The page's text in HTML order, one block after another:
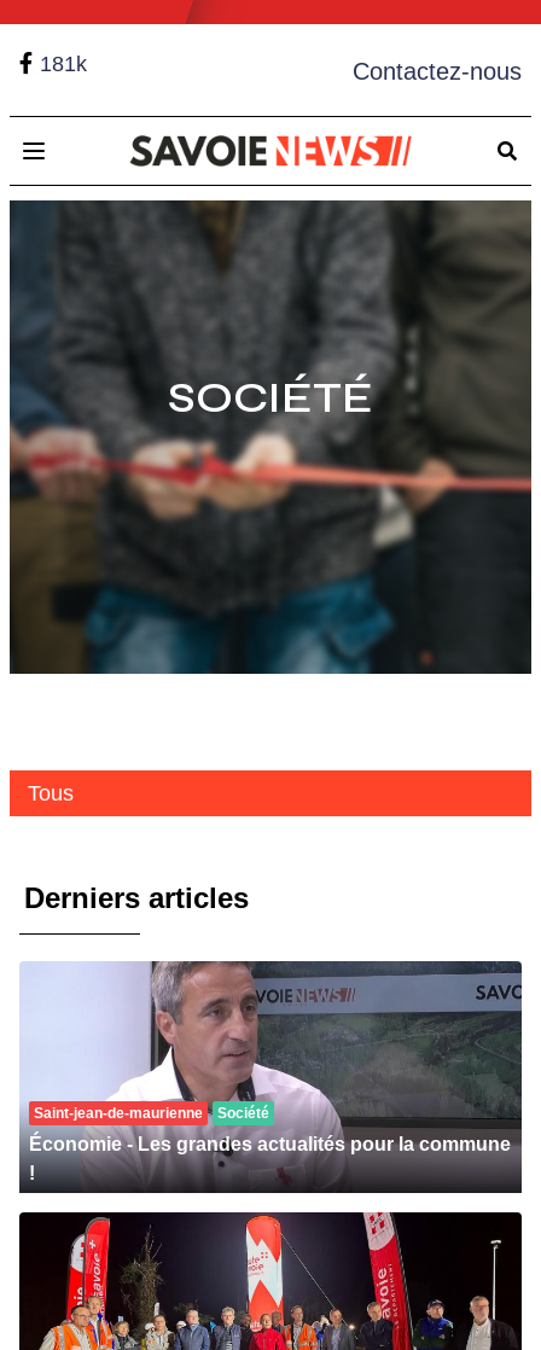
181k Contactez-nous
Open main menu
SOCIÉTÉ
Tous
Derniers articles
Saint-jean-de-maurienne Société
Économie - Les grandes actualités pour la commune
!